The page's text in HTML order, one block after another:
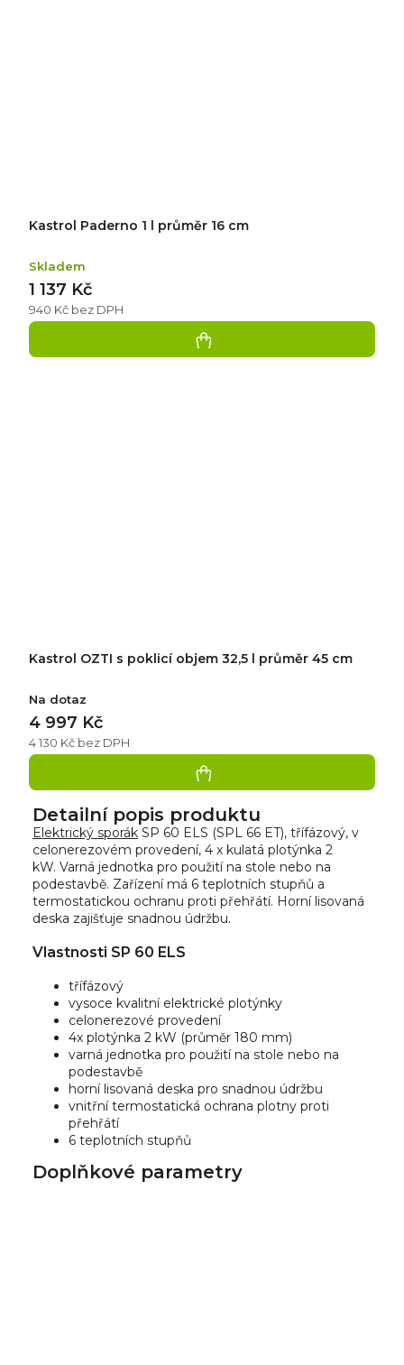
Kastrol Paderno 1 l průměr 16 cm
Skladem
940 Kč bez DPH
1 137 Kč
Kastrol OZTI s poklicí objem 32,5 l průměr 45 cm
Na dotaz
4 130 Kč bez DPH
4 997 Kč
Detailní popis produktu
Elektrický sporák SP 60 ELS (SPL 66 ET), třífázový, v
celonerezovém provedení, 4 x kulatá plotýnka 2
kW. Varná jednotka pro použití na stole nebo na
podestavbě. Zařízení má 6 teplotních stupňů a
termostatickou ochranu proti přehřátí. Horní lisovaná
deska zajišťuje snadnou údržbu.
Vlastnosti SP 60 ELS
třífázový
vysoce kvalitní elektrické plotýnky
celonerezové provedení
4x plotýnka 2 kW (průměr 180 mm)
varná jednotka pro použití na stole nebo na
podestavbě
horní lisovaná deska pro snadnou údržbu
vnitřní termostatická ochrana plotny proti
přehřátí
6 teplotních stupňů
Doplňkové parametry